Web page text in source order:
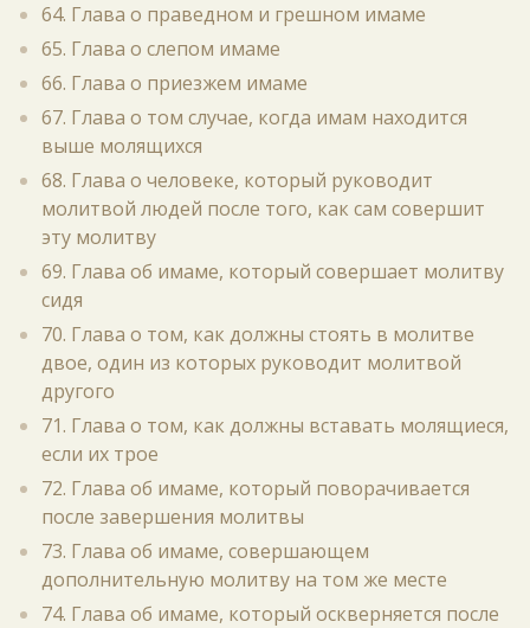
64. Глава о праведном и грешном имаме
65. Глава о слепом имаме
66. Глава о приезжем имаме
67. Глава о том случае, когда имам находится
выше молящихся
68. Глава о человеке, который руководит
молитвой людей после того, как сам совершит
эту молитву
69. Глава об имаме, который совершает молитву
сидя
70. Глава о том, как должны стоять в молитве
двое, один из которых руководит молитвой
другого
71. Глава о том, как должны вставать молящиеся,
если их трое
72. Глава об имаме, который поворачивается
после завершения молитвы
73. Глава об имаме, совершающем
дополнительную молитву на том же месте
74. Глава об имаме, который оскверняется после